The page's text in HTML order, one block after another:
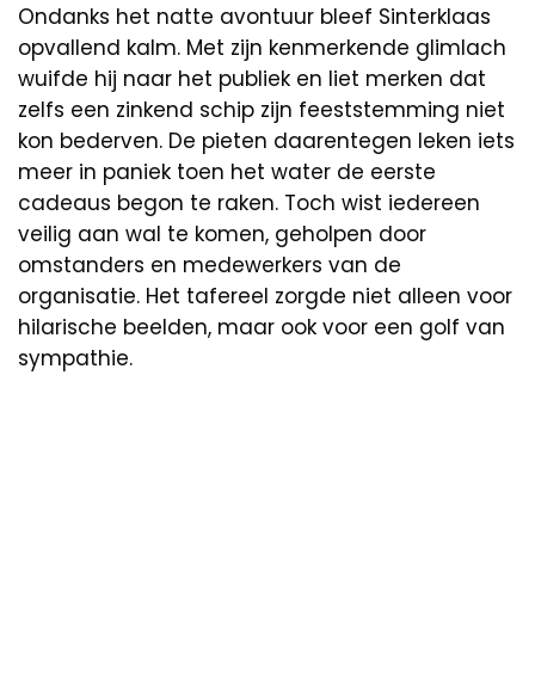
Ondanks het natte avontuur bleef Sinterklaas
opvallend kalm. Met zijn kenmerkende glimlach
wuifde hij naar het publiek en liet merken dat
zelfs een zinkend schip zijn feeststemming niet
kon bederven. De pieten daarentegen leken iets
meer in paniek toen het water de eerste
cadeaus begon te raken. Toch wist iedereen
veilig aan wal te komen, geholpen door
omstanders en medewerkers van de
organisatie. Het tafereel zorgde niet alleen voor
hilarische beelden, maar ook voor een golf van
sympathie.